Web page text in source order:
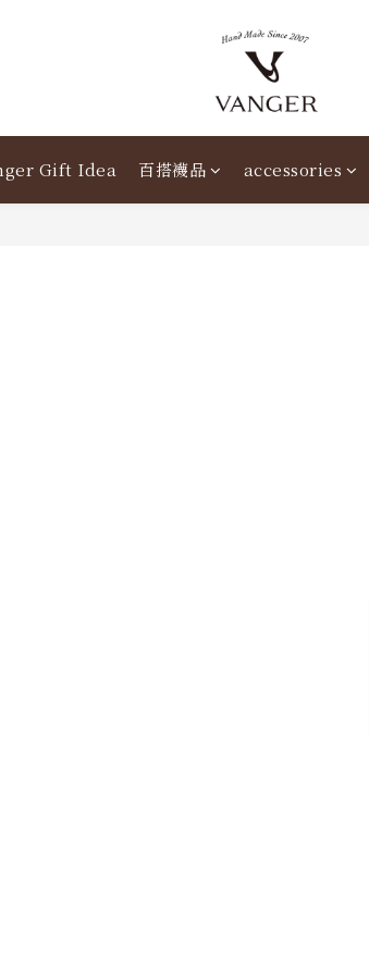
Gift Idea 百搭襪品 accessories